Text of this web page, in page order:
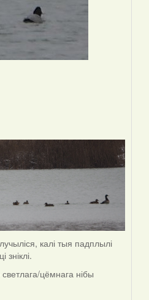
калі тыя падплылі
зніклі.
цёмнага нібы